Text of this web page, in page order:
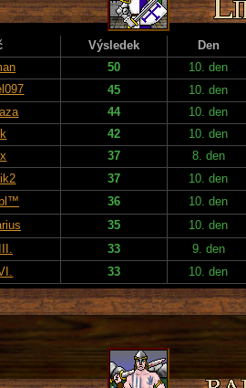
Výsledek
Den
50
10. den
45
10. den
44
10. den
42
10. den
37
8. den
37
10. den
36
10. den
35
10. den
33
9. den
33 10. den